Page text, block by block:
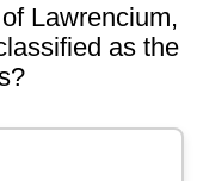
Lawrencium,
as the